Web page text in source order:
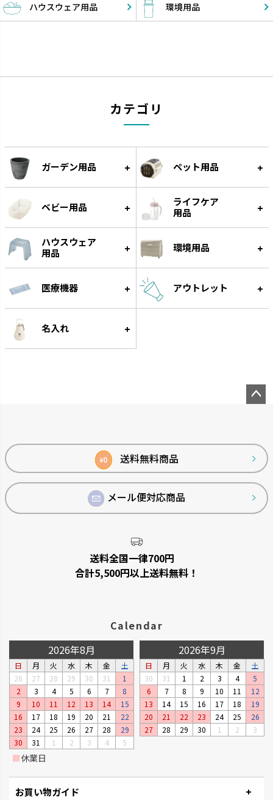
ハウスウェア用品 環境用品
カテゴリ
ガーデン用品 ペット用品
ベビー用品
ライフケア
用品
ハウスウェア
用品
環境用品
医療機器 アウトレット
名入れ
¥0 送料無料商品
メール便対応商品
送料全国一律700円
合計5,500円以上送料無料！
Calendar
2026年8月
日 月 火 水 木 金
土
26
27 28 29 30 31
1
2
3 4 5 6 7
8
9
10 11 12 13 14
15
16
17 18 19 20 21
22
23
24 25 26 27 28
29
30
31 1 2 3 4 5
2026年9月
日 月 火 水 木 金
土
30
31 1 2 3 4
5
6
7 8 9 10 11
12
13
14 15 16 17 18
19
20
21 22 23 24 25
26
27
28 29 30 1 2 3
■休業日
お買い物ガイド
ップ
へ